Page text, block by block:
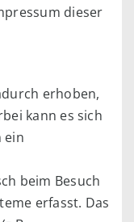
dieser
erhoben,
kann es sich
ein
beim Besuch
erfasst. Das